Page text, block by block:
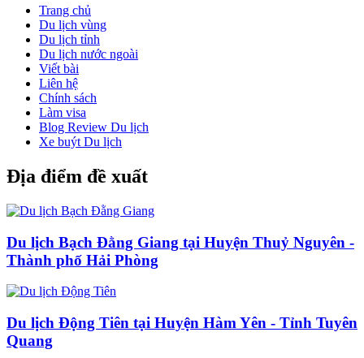
Trang chủ
Du lịch vùng
Du lịch tỉnh
Du lịch nước ngoài
Viết bài
Liên hệ
Chính sách
Làm visa
Blog Review Du lịch
Xe buýt Du lịch
Địa điểm đề xuất
Du lịch Bạch Đằng Giang tại Huyện Thuỷ Nguyên -
Thành phố Hải Phòng
Du lịch Động Tiên tại Huyện Hàm Yên - Tỉnh Tuyên
Quang